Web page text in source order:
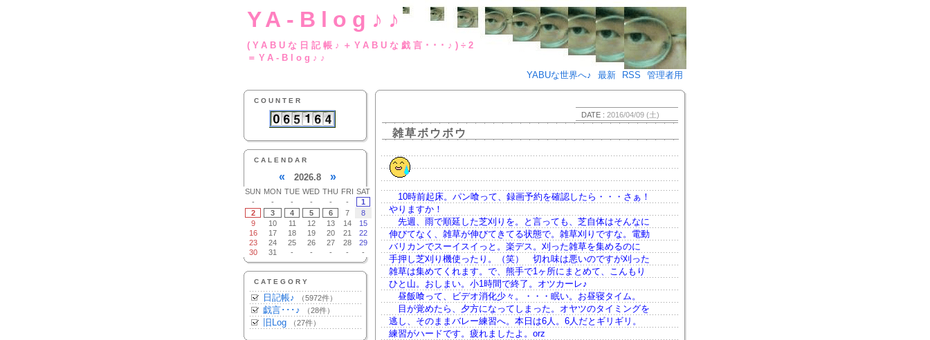
YA-Blog♪♪
(YABUな日記帳♪＋YABUな戯言･･･♪)÷2
＝YA-Blog♪♪
YABUな世界へ♪
最新 RSS 管理者用
COUNTER
CALENDAR
« 2026.8 »
SUN MON TUE WED THU FRI SAT
-
- - - - -
1
2
3 4 5 6 7
8
9
10 11 12 13 14
15
16
17 18 19 20 21
22
23
24 25 26 27 28
29
30
31 - - - - -
CATEGORY
日記帳♪ （5972件）
戯言･･･♪ （28件）
旧Log （27件）
DATE : 2016/04/09 (土)
雑草ボウボウ
10時前起床。パン喰って、録画予約を確認したら・・・さぁ！
やりますか！
先週、雨で順延した芝刈りを。と言っても、芝自体はそんなに
伸びてなく、雑草が伸びてきてる状態で。雑草刈りですな。電動
バリカンでスーイスイっと。楽デス。刈った雑草を集めるのに
手押し芝刈り機使ったり。（笑） 切れ味は悪いのですが刈った
雑草は集めてくれます。で、熊手で1ヶ所にまとめて、こんもり
ひと山。おしまい。小1時間で終了。オツカーレ♪
昼飯喰って、ビデオ消化少々。・・・眠い。お昼寝タイム。
目が覚めたら、夕方になってしまった。オヤツのタイミングを
逃し、そのままバレー練習へ。本日は6人。6人だとギリギリ。
練習がハードです。疲れましたよ。orz